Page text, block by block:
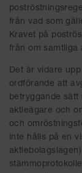
från vad som
Kravet på
från om samtliga
Det är vidare
ordförande att
betryggande
aktieägare och
och
inte hålls på en